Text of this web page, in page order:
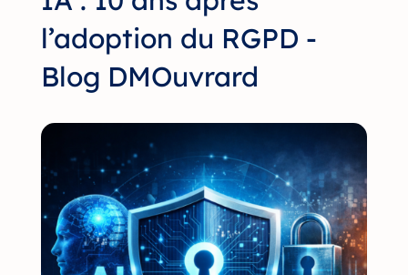
l’adoption du RGPD -
Blog DMOuvrard